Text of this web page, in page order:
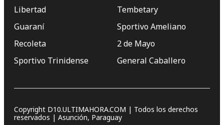
Libertad
Guaraní
Recoleta
Sportivo Trinidense
Tembetary
Sportivo Ameliano
2 de Mayo
General Caballero
Copyright D10.ULTIMAHORA.COM | Todos los derechos
reservados | Asunción, Paraguay